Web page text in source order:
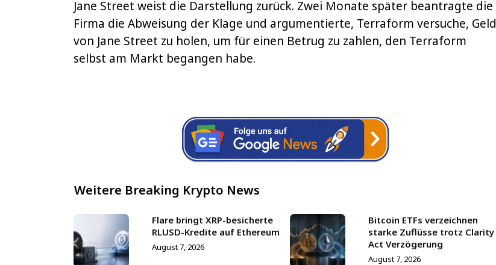
Jane Street weist die Darstellung zurück. Zwei Monate später beantragte die
Firma die Abweisung der Klage und argumentierte, Terraform versuche, Geld
von Jane Street zu holen, um für einen Betrug zu zahlen, den Terraform
selbst am Markt begangen habe.
Weitere Breaking Krypto News
Flare bringt XRP-besicherte
RLUSD-Kredite auf Ethereum
August 7, 2026
Bitcoin ETFs verzeichnen
starke Zuflüsse trotz Clarity
Act Verzögerung
August 7, 2026